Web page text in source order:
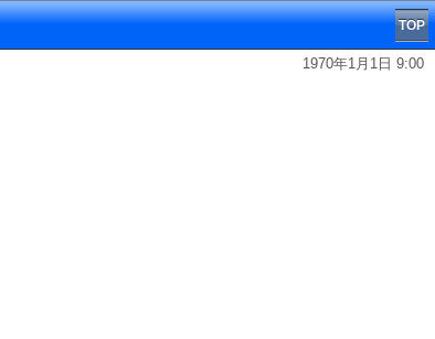
TOP
1970年1月1日 9:00